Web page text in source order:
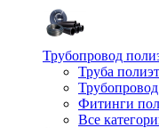
Трубопровод
Труба
Фитинги
Все